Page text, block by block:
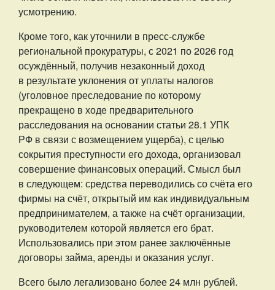
усмотрению.
Кроме того, как уточнили в пресс-службе
региональной прокуратуры, с 2021 по 2026 год
осуждённый, получив незаконный доход
в результате уклонения от уплаты налогов
(уголовное преследование по которому
прекращено в ходе предварительного
расследования на основании статьи 28.1 УПК
РФ в связи с возмещением ущерба), с целью
сокрытия преступности его дохода, организовал
совершение финансовых операций. Смысл был
в следующем: средства переводились со счёта его
фирмы на счёт, открытый им как индивидуальным
предпринимателем, а также на счёт организации,
руководителем которой является его брат.
Использовались при этом ранее заключённые
договоры займа, аренды и оказания услуг.
Всего было легализовано более 24 млн рублей.